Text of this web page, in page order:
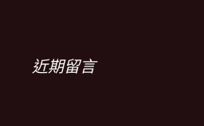
近期留言